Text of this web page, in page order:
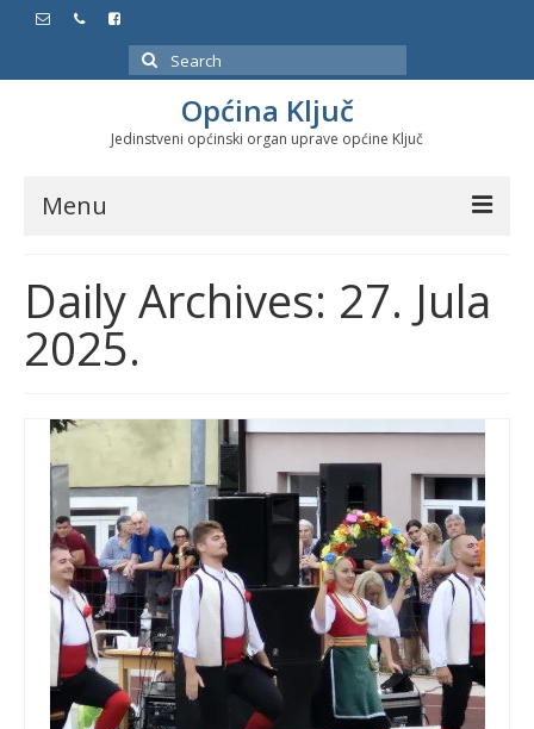
Search
for:
Općina Ključ
Jedinstveni općinski organ uprave općine Ključ
Menu
Službeni glasnici
Javne nabavke
Značajni datumi i manifestacije
Program energetske efikasnosti u stambenom
sektoru
Daily Archives: 27. Jula
2025.